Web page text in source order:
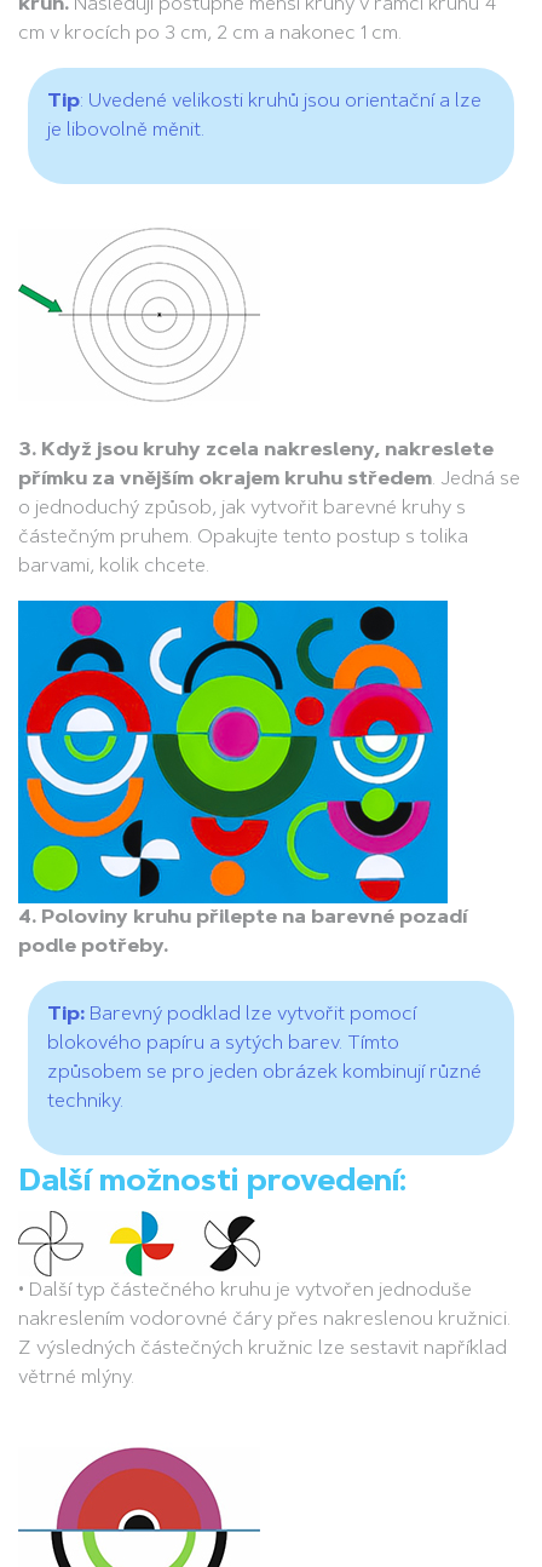
kruh. Následují postupně menší kruhy v rámci kruhu 4
cm v krocích po 3 cm, 2 cm a nakonec 1 cm.
Tip: Uvedené velikosti kruhů jsou orientační a lze
je libovolně měnit.
3. Když jsou kruhy zcela nakresleny, nakreslete
přímku za vnějším okrajem kruhu středem. Jedná se
o jednoduchý způsob, jak vytvořit barevné kruhy s
částečným pruhem. Opakujte tento postup s tolika
barvami, kolik chcete.
4. Poloviny kruhu přilepte na barevné pozadí
podle potřeby.
Tip: Barevný podklad lze vytvořit pomocí
blokového papíru a sytých barev. Tímto
způsobem se pro jeden obrázek kombinují různé
techniky.
Další možnosti provedení:
• Další typ částečného kruhu je vytvořen jednoduše
nakreslením vodorovné čáry přes nakreslenou kružnici.
Z výsledných částečných kružnic lze sestavit například
větrné mlýny.